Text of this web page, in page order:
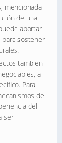
mencionada
de una
aportar
para sostener
también
a
Para
de
del
ser